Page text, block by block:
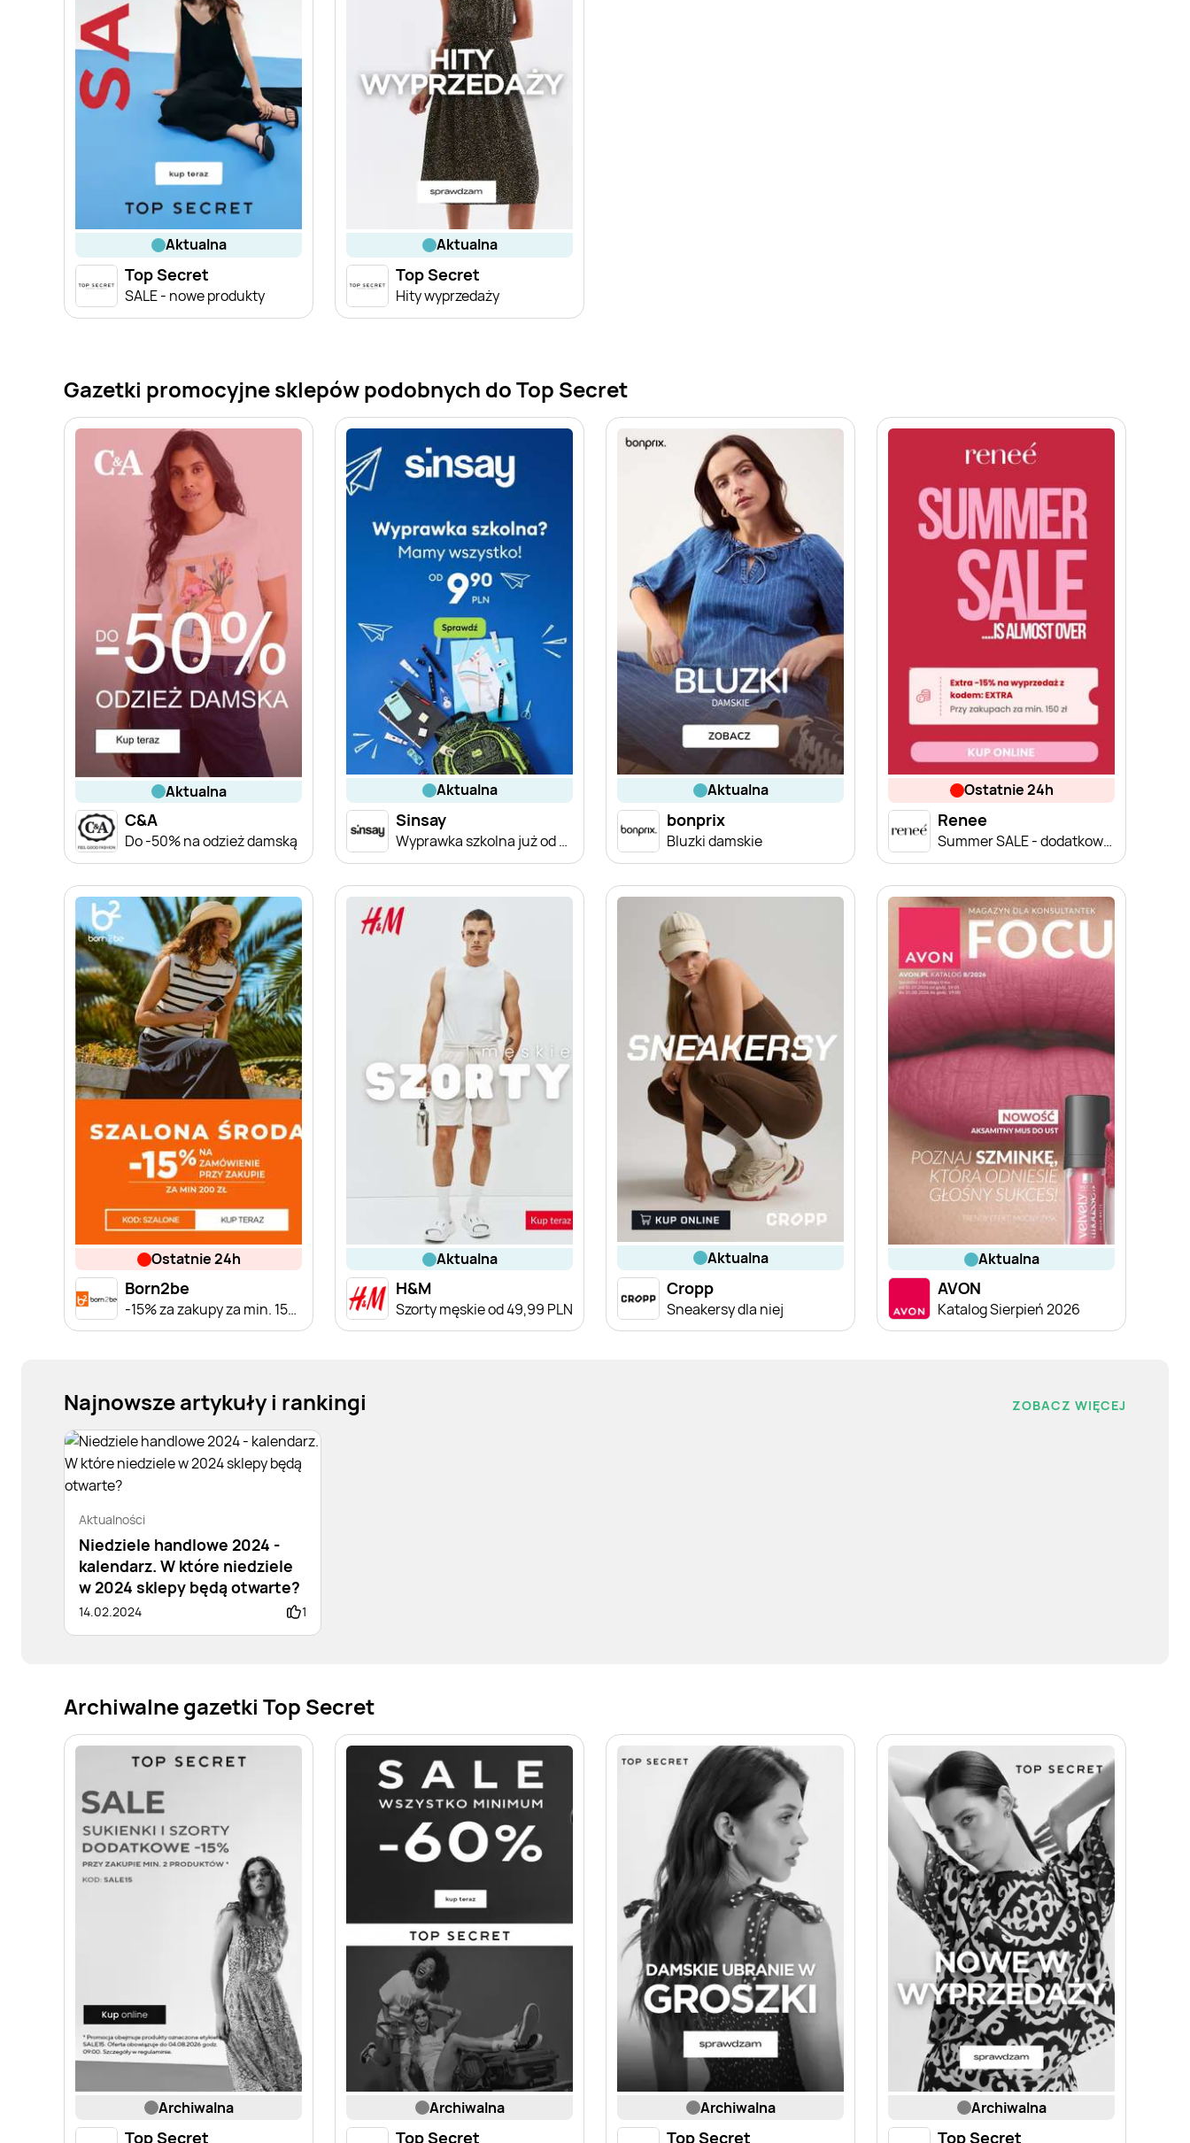
aktualna
Top Secret
SALE - nowe produkty
aktualna
Top Secret
Hity wyprzedaży
Gazetki promocyjne sklepów podobnych do Top Secret
aktualna
C&A
Do -50% na odzież damską
aktualna
Sinsay
Wyprawka szkolna już od 9,90 zł
aktualna
bonprix
Bluzki damskie
ostatnie 24h
Renee
Summer SALE - dodatkowe -15% od 150 zł
ostatnie 24h
Born2be
-15% za zakupy za min. 150 zł
aktualna
H&M
Szorty męskie od 49,99 PLN
aktualna
Cropp
Sneakersy dla niej
aktualna
AVON
Katalog Sierpień 2026
Najnowsze artykuły i rankingi ZOBACZ WIĘCEJ
Aktualności
Niedziele handlowe 2024 -
kalendarz. W które niedziele
w 2024 sklepy będą otwarte?
14.02.2024 1
Archiwalne gazetki Top Secret
archiwalna
Top Secret
archiwalna
Top Secret
archiwalna
Top Secret
archiwalna
Top Secret